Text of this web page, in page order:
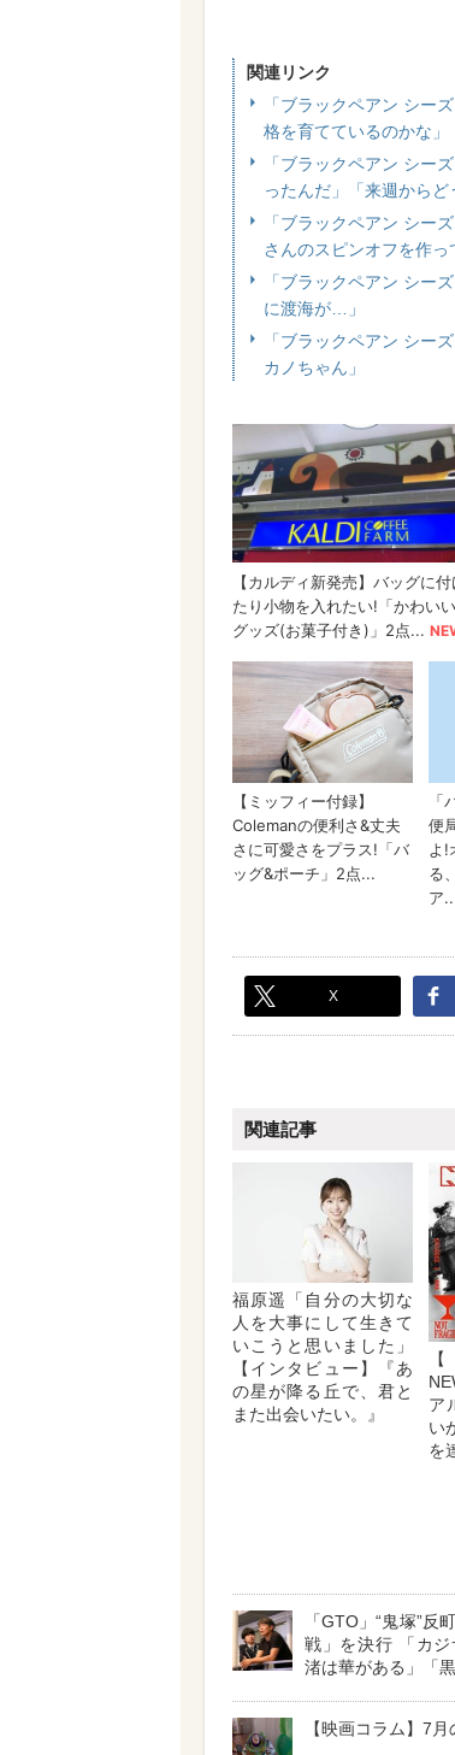
関連リンク
「ブラックペアン シー
格を育てているのかな」
「ブラックペアン シー
ったんだ」「来週からど
「ブラックペアン シー
さんのスピンオフを作っ
「ブラックペアン シー
に渡海が…」
「ブラックペアン シー
カノちゃん」
X
関連記事
福原遥「自分の大切な
人を大事にして生きて
いこうと思いました」
【インタビュー】『あ
の星が降る丘で、君と
また出会いたい。』
ア
い
を
「GTO」“鬼塚”反
戦」を決行 「カ
渚は華がある」「
【映画コラム】7